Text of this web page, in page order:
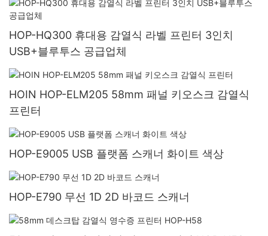
HOP-HQ300 휴대용 감열식 라벨 프린터 3인치
USB+블루투스 공급업체
HOIN HOP-ELM205 58mm 패널 키오스크 감열식
프린터
HOP-E9005 USB 플랫폼 스캐너 화이트 색상
HOP-E790 무선 1D 2D 바코드 스캐너